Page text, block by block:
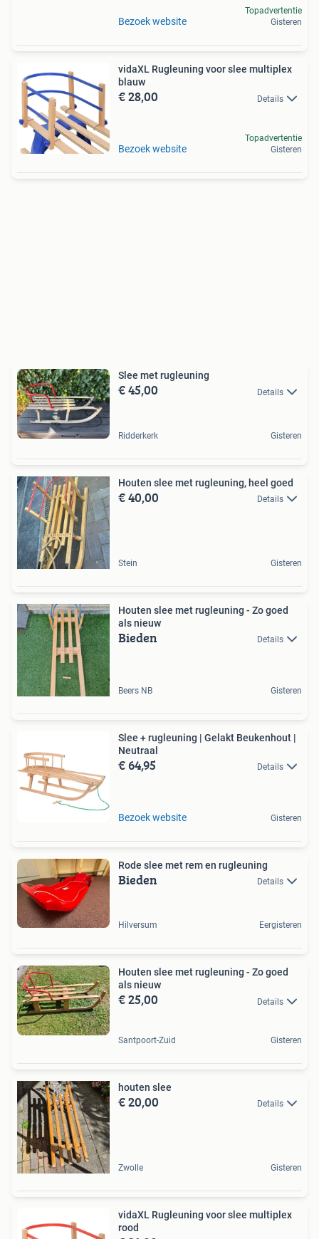
Bezoek website
Topadvertentie
Gisteren
vidaXL Rugleuning voor slee multiplex
blauw
€ 28,00 Details
Bezoek website
Topadvertentie
Gisteren
Slee met rugleuning
€ 45,00 Details
Ridderkerk Gisteren
Houten slee met rugleuning, heel goed
€ 40,00 Details
Stein Gisteren
Houten slee met rugleuning - Zo goed
als nieuw
Bieden Details
Beers NB Gisteren
Slee + rugleuning | Gelakt Beukenhout |
Neutraal
€ 64,95 Details
Bezoek website Gisteren
Rode slee met rem en rugleuning
Bieden Details
Hilversum Eergisteren
Houten slee met rugleuning - Zo goed
als nieuw
€ 25,00 Details
Santpoort-Zuid Gisteren
houten slee
€ 20,00 Details
Zwolle Gisteren
vidaXL Rugleuning voor slee multiplex
rood